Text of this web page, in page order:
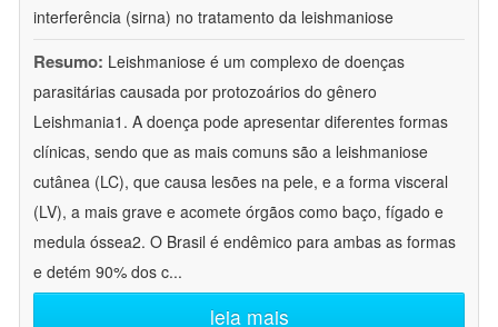
interferência (sirna) no tratamento da leishmaniose
Resumo: Leishmaniose é um complexo de doenças
parasitárias causada por protozoários do gênero
Leishmania1. A doença pode apresentar diferentes formas
clínicas, sendo que as mais comuns são a leishmaniose
cutânea (LC), que causa lesões na pele, e a forma visceral
(LV), a mais grave e acomete órgãos como baço, fígado e
medula óssea2. O Brasil é endêmico para ambas as formas
e detém 90% dos c...
leia mais